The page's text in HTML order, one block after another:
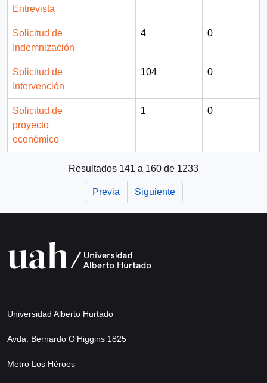
Entrevista
Solicitud de
Indemnización
4 0
Solicitud de
Intervención
104 0
Solicitud de
proyecto
económico
1 0
Resultados 141 a 160 de 1233
Previa Siguiente
Universidad Alberto Hurtado
Avda. Bernardo O’Higgins 1825
Metro Los Héroes